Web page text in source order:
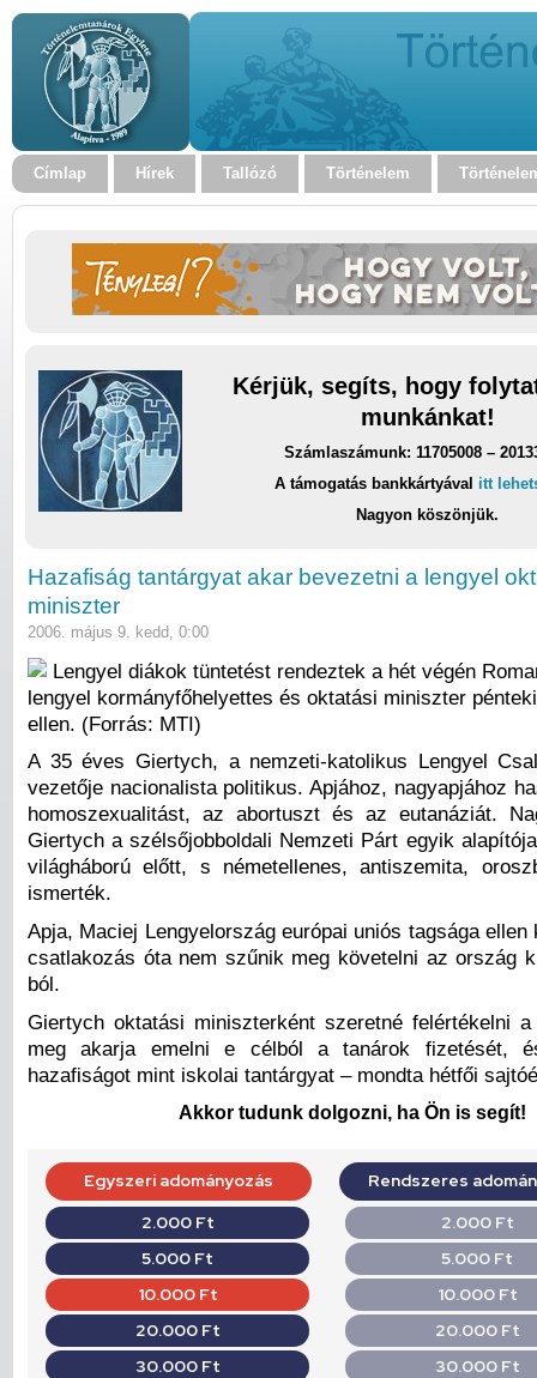
Címlap Hírek Tallózó Történelem
Kérjük, segíts, hogy
munkánkat!
Számlaszámunk: 11705008 –
A támogatás bankkártyával itt
Nagyon köszönjük.
Hazafiság tantárgyat akar bevezetni a lengyel
miniszter
2006. május 9. kedd, 0:00
Lengyel diákok tüntetést rendeztek a hét végén
lengyel kormányfőhelyettes és oktatási miniszter
ellen. (Forrás: MTI)
A 35 éves Giertych, a nemzeti-katolikus Lengyel
vezetője nacionalista politikus. Apjához, nagyapjához
homoszexualitást, az abortuszt és az eutanáziát.
Giertych a szélsőjobboldali Nemzeti Párt egyik
világháború előtt, s németellenes, antiszemita,
ismerték.
Apja, Maciej Lengyelország európai uniós tagsága ellen
csatlakozás óta nem szűnik meg követelni az ország
ból.
Giertych oktatási miniszterként szeretné felértékelni
meg akarja emelni e célból a tanárok fizetését,
hazafiságot mint iskolai tantárgyat – mondta hétfői
Akkor tudunk dolgozni, ha Ön is segít!